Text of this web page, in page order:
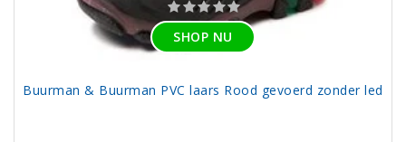
SHOP NU
Buurman & Buurman PVC laars Rood gevoerd zonder led